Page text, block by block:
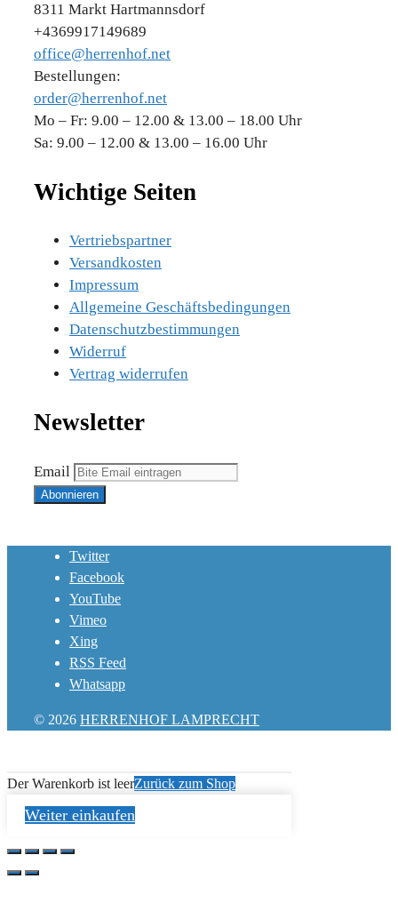
8311 Markt Hartmannsdorf
+4369917149689
office@herrenhof.net
Bestellungen:
order@herrenhof.net
Mo – Fr: 9.00 – 12.00 & 13.00 – 18.00 Uhr
Sa: 9.00 – 12.00 & 13.00 – 16.00 Uhr
Wichtige Seiten
Vertriebspartner
Versandkosten
Impressum
Allgemeine Geschäftsbedingungen
Datenschutzbestimmungen
Widerruf
Vertrag widerrufen
Newsletter
Email
Twitter
Facebook
YouTube
Vimeo
Xing
RSS Feed
Whatsapp
© 2026 HERRENHOF LAMPRECHT
Der Warenkorb ist leerZurück zum Shop
Weiter einkaufen